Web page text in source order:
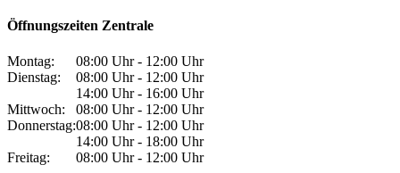
Öffnungszeiten Zentrale
Montag:
08:00 Uhr - 12:00 Uhr
Dienstag:
08:00 Uhr - 12:00 Uhr
14:00 Uhr - 16:00 Uhr
Mittwoch:
08:00 Uhr - 12:00 Uhr
Donnerstag:08:00 Uhr - 12:00 Uhr
14:00 Uhr - 18:00 Uhr
Freitag:
08:00 Uhr - 12:00 Uhr